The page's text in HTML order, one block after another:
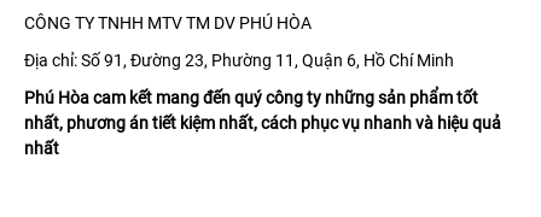
CÔNG TY TNHH MTV TM DV PHÚ HÒA
Địa chỉ: Số 91, Đường 23, Phường 11, Quận 6, Hồ Chí Minh
Phú Hòa cam kết mang đến quý công ty những sản phẩm tốt
nhất, phương án tiết kiệm nhất, cách phục vụ nhanh và hiệu quả
nhất